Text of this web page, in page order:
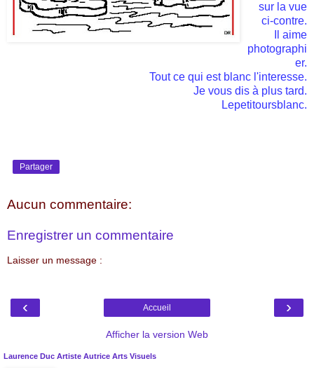
sur la vue
ci-contre.
Il aime
photographi
er.
Tout ce qui est blanc l'interesse.
Je vous dis à plus tard.
Lepetitoursblanc.
Partager
Aucun commentaire:
Enregistrer un commentaire
Laisser un message :
‹ ›
Accueil
Afficher la version Web
Laurence Duc Artiste Autrice Arts Visuels